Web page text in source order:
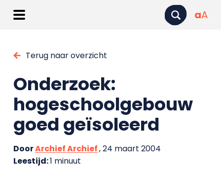
aA
Terug naar overzicht
Onderzoek:
hogeschoolgebouw
goed geïsoleerd
DoorArchief Archief, 24 maart 2004
Leestijd:1 minuut